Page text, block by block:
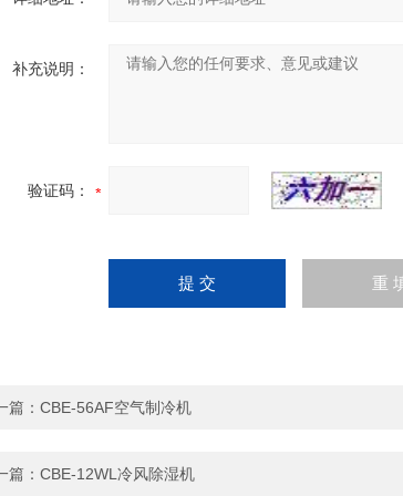
补充说明：
验证码：
篇： CBE-56AF空气制冷机
篇： CBE-12WL冷风除湿机